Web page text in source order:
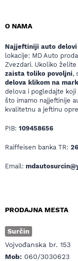
O NAMA
Najjeftiniji auto delovi
lokacije: MD Auto
Zvezdari. Ukoliko
zaista toliko povoljni,
delova klikom na
delova i pogledajte
što imamo najjeftinije
kvalitetnu a jeftinu
PIB: 109458656
Raiffeisen banka TR:
Email:
PRODAJNA MESTA
Surčin
Vojvođanska br. 153
Mob: 060/3030623